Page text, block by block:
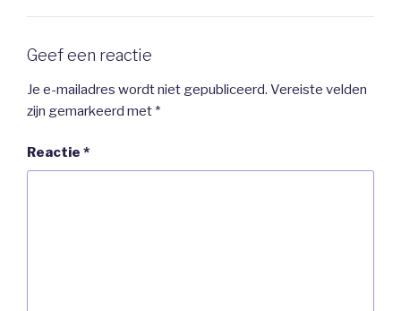
Geef een reactie
Je e-mailadres wordt niet gepubliceerd. Vereiste velden
zijn gemarkeerd met *
Reactie *